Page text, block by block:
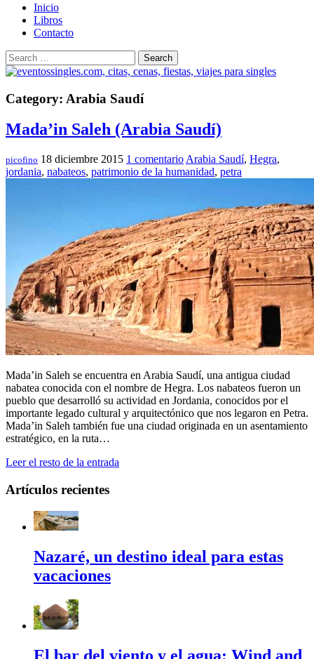
Inicio
Libros
Contacto
Search
Category: Arabia Saudí
Mada’in Saleh (Arabia Saudí)
picofino 18 diciembre 2015 1 comentario Arabia Saudí, Hegra,
jordania, nabateos, patrimonio de la humanidad, petra
Mada’in Saleh se encuentra en Arabia Saudí, una antigua ciudad
nabatea conocida con el nombre de Hegra. Los nabateos fueron un
pueblo que desarrolló su actividad en Jordania, conocidos por el
importante legado cultural y arquitectónico que nos legaron en Petra.
Mada’in Saleh también fue una ciudad originada en un asentamiento
estratégico, en la ruta…
Leer el resto de la entrada
Artículos recientes
Nazaré, un destino ideal para estas
vacaciones
El bar del viento y el agua: Wind and